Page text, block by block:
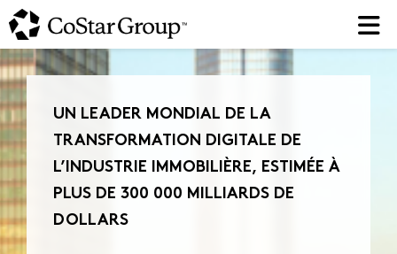
Skip
to
main
content
UN LEADER MONDIAL DE LA
TRANSFORMATION DIGITALE DE
L’INDUSTRIE IMMOBILIÈRE, ESTIMÉE À
PLUS DE 300 000 MILLIARDS DE
DOLLARS